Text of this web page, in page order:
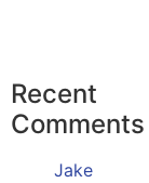
Recent
Comments
Jake